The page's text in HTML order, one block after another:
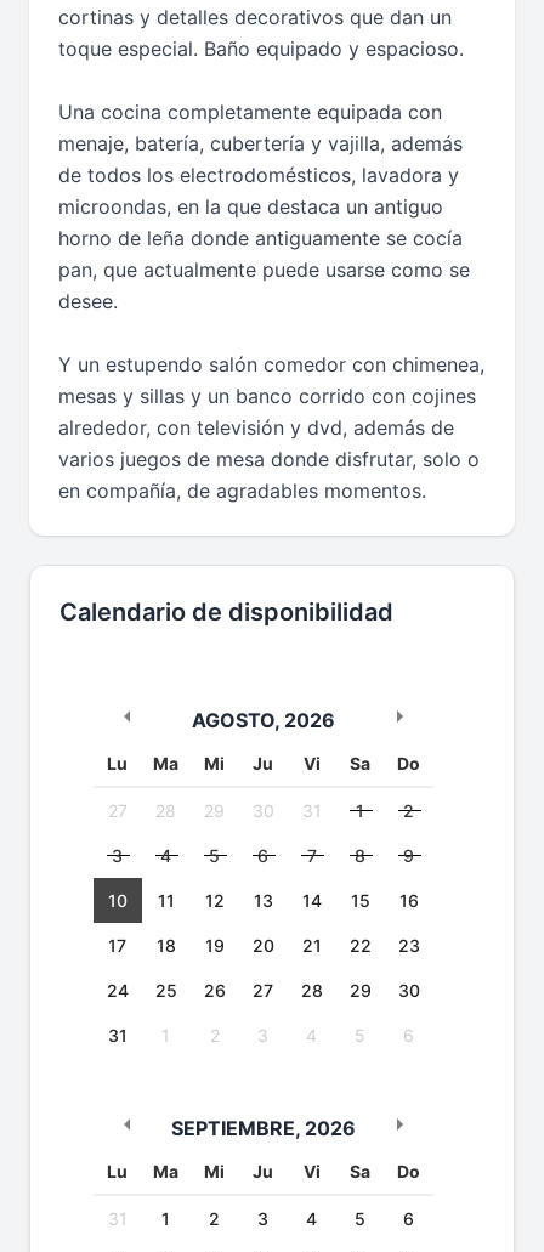
cortinas y detalles decorativos que dan un
toque especial. Baño equipado y espacioso.
Una cocina completamente equipada con
menaje, batería, cubertería y vajilla, además
de todos los electrodomésticos, lavadora y
microondas, en la que destaca un antiguo
horno de leña donde antiguamente se cocía
pan, que actualmente puede usarse como se
desee.
Y un estupendo salón comedor con chimenea,
mesas y sillas y un banco corrido con cojines
alrededor, con televisión y dvd, además de
varios juegos de mesa donde disfrutar, solo o
en compañía, de agradables momentos.
Calendario de disponibilidad
AGOSTO, 2026
Lu Ma Mi Ju Vi Sa Do
27 28 29 30 31 1 2
3 4 5 6 7 8 9
10 11 12 13 14 15 16
17 18 19 20 21 22 23
24 25 26 27 28 29 30
31 1 2 3 4 5 6
SEPTIEMBRE, 2026
Lu Ma Mi Ju Vi Sa Do
31 1 2 3 4 5 6